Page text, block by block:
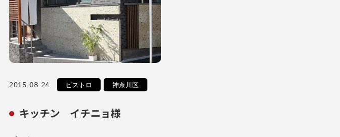
2015.08.24 ビストロ 神奈川区
キッチン イチニョ様